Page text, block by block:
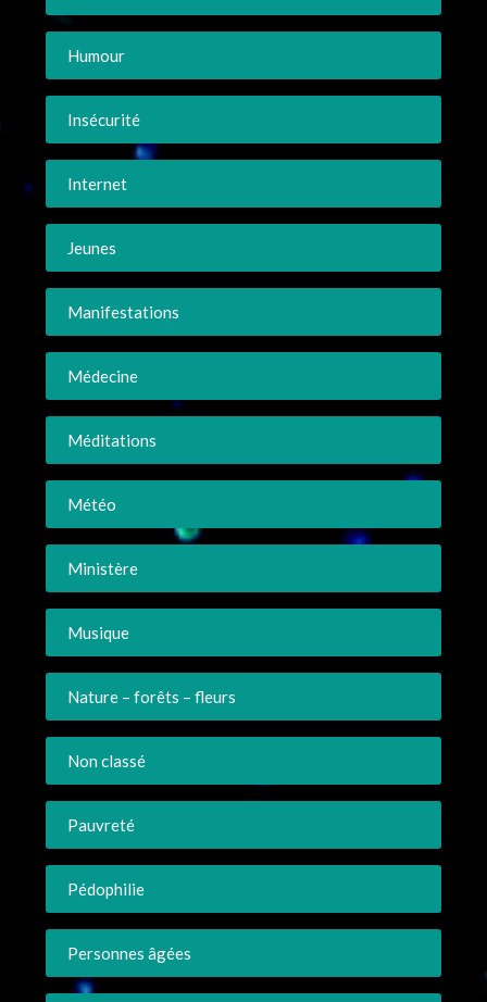
Humour
Insécurité
Internet
Jeunes
Manifestations
Médecine
Méditations
Météo
Ministère
Musique
Nature – forêts – fleurs
Non classé
Pauvreté
Pédophilie
Personnes âgées